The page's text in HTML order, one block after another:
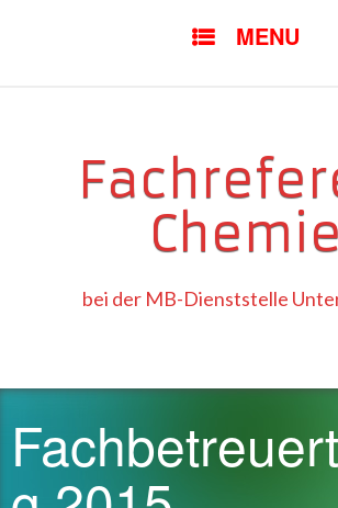
MENU
Chemie
bei der MB-Dienststelle